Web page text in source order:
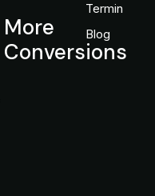
Termin
Blog
More
Conversions